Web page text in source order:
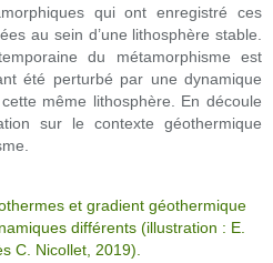
qui ont enregistré ces
au sein d’une lithosphère stable.
du métamorphisme est
été perturbé par une dynamique
même lithosphère. En découle
sur le contexte géothermique